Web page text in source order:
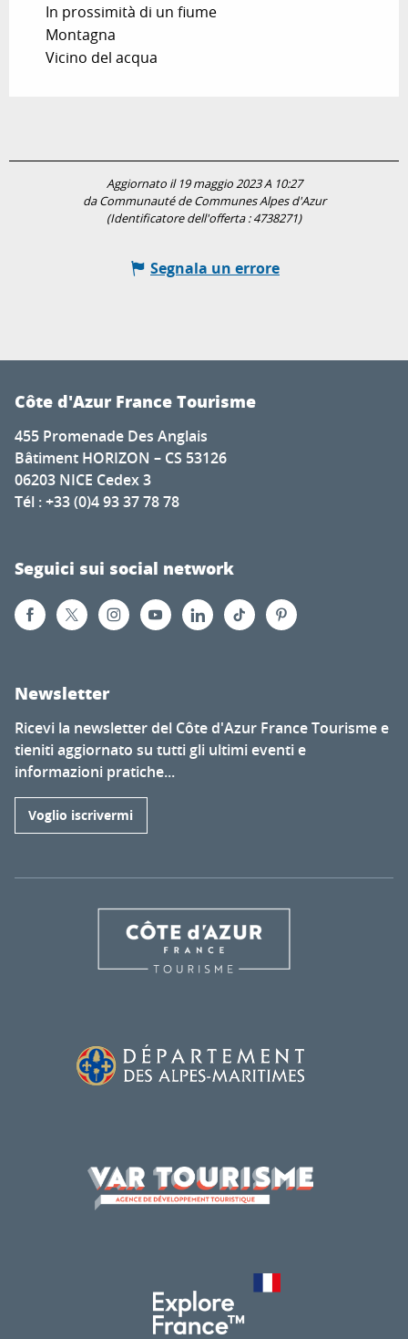
In prossimità di un fiume
Montagna
Vicino del acqua
Aggiornato il 19 maggio 2023 A 10:27
da Communauté de Communes Alpes d'Azur
(Identificatore dell'offerta :4738271)
Segnala un errore
Côte d'Azur France Tourisme
455 Promenade Des Anglais
Bâtiment HORIZON – CS 53126
06203 NICE Cedex 3
Tél : +33 (0)4 93 37 78 78
Seguici sui social network
Newsletter
Ricevi la newsletter del Côte d'Azur France Tourisme e
tieniti aggiornato su tutti gli ultimi eventi e
informazioni pratiche...
Voglio iscrivermi